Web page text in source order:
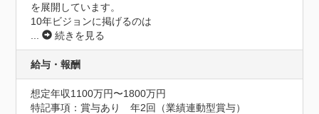
を展開しています。
10年ビジョンに掲げるのは
...
続きを見る
給与・報酬
想定年収1100万円〜1800万円
特記事項：賞与あり　年2回（業績連動型賞与）